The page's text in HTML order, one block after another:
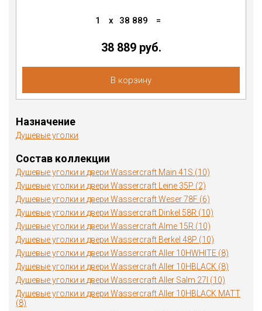
1 x 38 889 =
38 889 руб.
В корзину
Назначение
Душевые уголки
Состав коллекции
Душевые уголки и двери Wassercraft Main 41S (10)
Душевые уголки и двери Wassercraft Leine 35P (2)
Душевые уголки и двери Wassercraft Weser 78F (6)
Душевые уголки и двери Wassercraft Dinkel 58R (10)
Душевые уголки и двери Wassercraft Alme 15R (10)
Душевые уголки и двери Wassercraft Berkel 48P (10)
Душевые уголки и двери Wassercraft Aller 10HWHITE (8)
Душевые уголки и двери Wassercraft Aller 10HBLACK (8)
Душевые уголки и двери Wassercraft Aller Salm 27I (10)
Душевые уголки и двери Wassercraft Aller 10HBLACK MATT
(8)